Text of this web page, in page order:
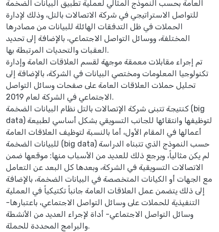
العامة بحسب النموذج المثالي لعملية تطبيق البيانات الضخمة
للتواصل الاستراتيجي في شركة الاتصالات بالتل، وذلك لإدارة
الحملات في ظل التدفقات الهائلة للبيانات من مصادرها
المختلفة، ووسائل التواصل الاجتماعي، بالإضافة إلى تحديد
العقبات والتحديات المرتبطة بها.
تم إجراء مقابلات معمقة موجهة لقسم العلاقات العامة وإدارة
تكنولوجيا المعلومات ومختصي البيانات في الشركة، بالإضافة إلى
تحليل حملات العلاقات العامة على صفحات وسائل التواصل
الاجتماعي في الشركة لعام 2019.
كنتيجة تتبنى شركة الإتصالات بالتل نظام البيانات الضخمة (big
data) لتوظيفها وانتقائها للجانب التسويقي بشكل أساسي لطبيعة
أعمالها في المقام الأول، أما بالنسبة لتوظيف العلاقات العامة
للبيانات الضخمة (big data) حسب النموذج الذي تتبناه الدراسة
لم يكن مثالياً، ويرجع ذلك للعديد من الأسباب منها: موقعها ضمن
الاتصالات التسويقية في الشركة، وبعدها كل البعد عن التعامل
مع الجهات أو الكيانات المتخصصة في البيانات الضخمة، بالإضافة
إلى ذلك يتضمن عمل العلاقات العامة جانباً تكتيكياً في العملية
التنفيذية للحملات على وسائل التواصل الاجتماعي، باعتبارها-
وسائل التواصل الاجتماعي- أداة لإجراء العديد من الأنشطة
والبرامج المحددة للحملة.